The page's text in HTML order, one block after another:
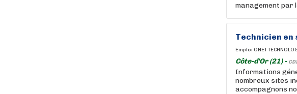
management par
Technicien en
Emploi ONET
Côte-d'Or (21) -
Informations
nombreux sites
accompagnons